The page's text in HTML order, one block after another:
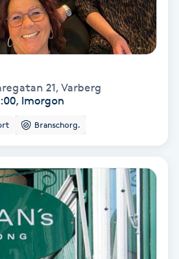
21, Varberg
Imorgon
Branschorg.